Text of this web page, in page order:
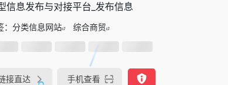
信息发布与对接平台_发布信息
分类信息网站 综合商贸
接直达 手机查看